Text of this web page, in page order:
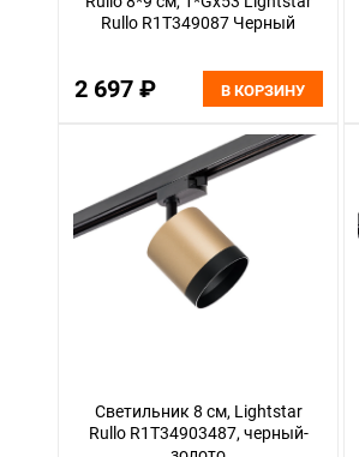
Rullo R1T349087 Черный
2 697 ₽ В КОРЗИНУ
Светильник 8 см, Lightstar
Rullo R1T34903487, черный-